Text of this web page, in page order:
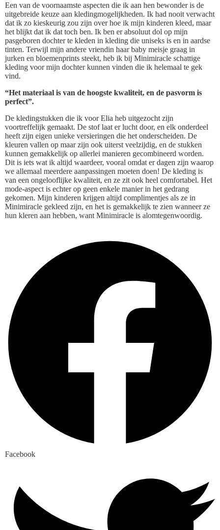
Een van de voornaamste aspecten die ik aan hen bewonder is de
uitgebreide keuze aan kledingmogelijkheden. Ik had nooit verwacht
dat ik zo kieskeurig zou zijn over hoe ik mijn kinderen kleed, maar
het blijkt dat ik dat toch ben. Ik ben er absoluut dol op mijn
pasgeboren dochter te kleden in kleding die uniseks is en in aardse
tinten. Terwijl mijn andere vriendin haar baby meisje graag in
jurken en bloemenprints steekt, heb ik bij Minimiracle schattige
kleding voor mijn dochter kunnen vinden die ik helemaal te gek
vind.
“Het materiaal is van de hoogste kwaliteit, en de pasvorm is
perfect”.
De kledingstukken die ik voor Elia heb uitgezocht zijn
voortreffelijk gemaakt. De stof laat er lucht door, en elk onderdeel
heeft zijn eigen unieke versieringen die het onderscheiden. De
kleuren vallen op maar zijn ook uiterst veelzijdig, en de stukken
kunnen gemakkelijk op allerlei manieren gecombineerd worden.
Dit is iets wat ik altijd waardeer, vooral omdat er dagen zijn waarop
we allemaal meerdere aanpassingen moeten doen! De kleding is
van een ongelooflijke kwaliteit, en ze zit ook heel comfortabel. Het
mode-aspect is echter op geen enkele manier in het gedrang
gekomen. Mijn kinderen krijgen altijd complimentjes als ze in
Minimiracle gekleed zijn, en het is gemakkelijk te zien wanneer ze
hun kleren aan hebben, want Minimiracle is alomtegenwoordig.
Facebook